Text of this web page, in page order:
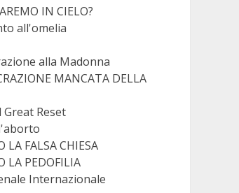
IN CIELO?
all'omelia
alla Madonna
MANCATA DELLA
Reset
LA FALSA CHIESA
LA PEDOFILIA
Internazionale